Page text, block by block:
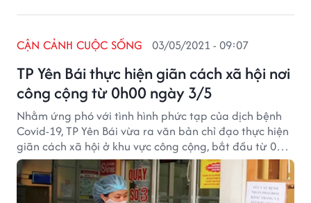
TP Yên Bái thực hiện giãn cách xã hội nơi
công cộng từ 0h00 ngày 3/5
CẬN CẢNH CUỘC SỐNG 03/05/2021 - 09:07
Nhằm ứng phó với tình hình phức tạp của dịch bệnh
Covid-19, TP Yên Bái vừa ra văn bản chỉ đạo thực hiện
giãn cách xã hội ở khu vực công cộng, bắt đầu từ 0h
ngày 3/5/2021.